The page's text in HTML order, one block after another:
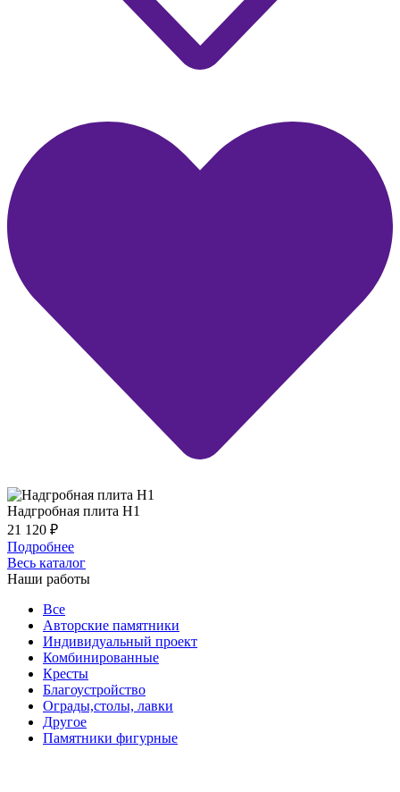
Надгробная плита Н1
21 120 ₽
Подробнее
Весь каталог
Наши работы
Все
Авторские памятники
Индивидуальный проект
Комбинированные
Кресты
Благоустройство
Ограды,столы, лавки
Другое
Памятники фигурные